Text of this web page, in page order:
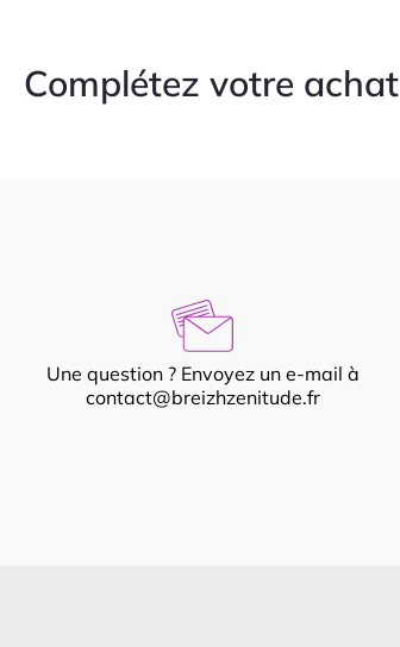
Complétez votre achat
Une question ? Envoyez un e-mail à
contact@breizhzenitude.fr